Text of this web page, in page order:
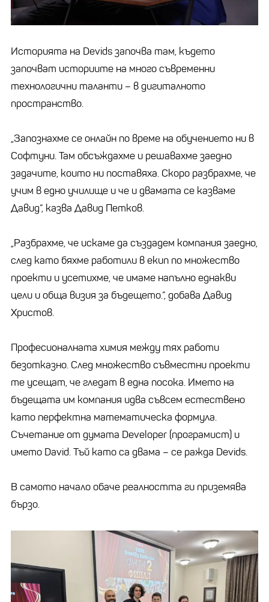
Историята на Devids започва там, където
започват историите на много съвременни
технологични таланти – в дигиталното
пространство.
„Запознахме се онлайн по време на обучението ни в
Софтуни. Там обсъждахме и решавахме заедно
задачите, които ни поставяха. Скоро разбрахме, че
учим в едно училище и че и двамата се казваме
Давид“, казва Давид Петков.
„Разбрахме, че искаме да създадем компания заедно,
след като бяхме работили в екип по множество
проекти и усетихме, че имаме напълно еднакви
цели и обща визия за бъдещето.“, добава Давид
Христов.
Професионалната химия между тях работи
безотказно. След множество съвместни проекти
те усещат, че гледат в една посока. Името на
бъдещата им компания идва съвсем естествено
като перфектна математическа формула.
Съчетание от думата Developer (програмист) и
името David. Тъй като са двама – се ражда Devids.
В самото начало обаче реалността ги приземява
бързо.